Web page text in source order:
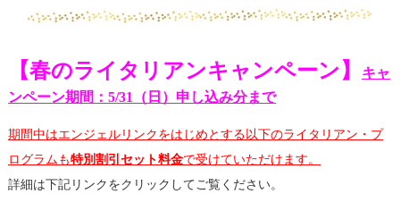
【春のライタリアンキャンペーン】
キャ
ンペーン期間：5/31（日）申し込み分まで
期間中はエンジェルリンクをはじめとする以下のライタリアン・プ
ログラムも特別割引セット料金で受けていただけます。
詳細は下記リンクをクリックしてご覧ください。